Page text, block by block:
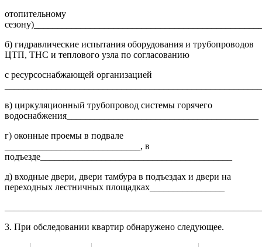
отопительному
б) гидравлические испытания оборудования и трубопроводов
ЦТП, ТНС и теплового узла по согласованию
с ресурсоснабжающей организацией
в) циркуляционный трубопровод системы горячего
водоснабжения_________________________________________
г) оконные проемы в подвале
_____________________________, в
подъезде_________________________________________
д) входные двери, двери тамбура в подъездах и двери на
переходных лестничных площадках________________
3. При обследовании квартир обнаружено следующее.